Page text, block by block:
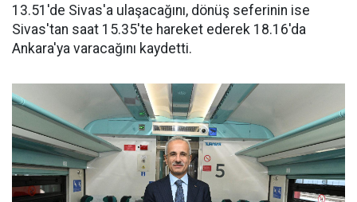
13.51'de Sivas'a ulaşacağını, dönüş seferinin ise
Sivas'tan saat 15.35'te hareket ederek 18.16'da
Ankara'ya varacağını kaydetti.